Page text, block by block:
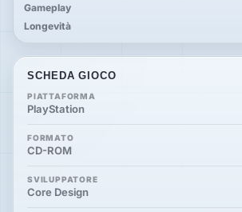
Gameplay
Longevità
SCHEDA GIOCO
PIATTAFORMA
PlayStation
FORMATO
CD-ROM
SVILUPPATORE
Core Design